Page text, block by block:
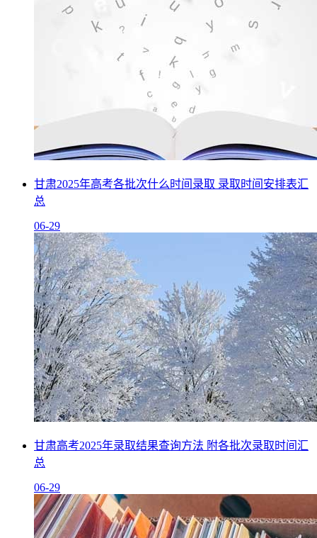
甘肃2025年高考各批次什么时间录取 录取时间安排表汇
总
06-29
甘肃高考2025年录取结果查询方法 附各批次录取时间汇
总
06-29